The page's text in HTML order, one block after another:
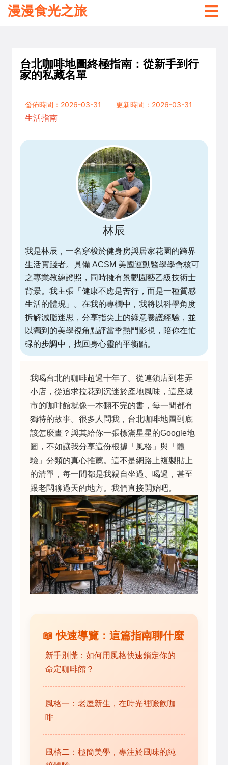
漫漫食光之旅
台北咖啡地圖終極指南：從新手到行
家的私藏名單
發佈時間：2026-03-31
更新時間：2026-03-31
生活指南
林辰
我是林辰，一名穿梭於健身房與居家花園的跨界
生活實踐者。具備 ACSM 美國運動醫學學會核可
之專業教練證照，同時擁有景觀園藝乙級技術士
背景。我主張「健康不應是苦行，而是一種質感
生活的體現」。在我的專欄中，我將以科學角度
拆解減脂迷思，分享指尖上的綠意養護經驗，並
以獨到的美學視角點評當季熱門影視，陪你在忙
碌的步調中，找回身心靈的平衡點。
我喝台北的咖啡超過十年了。從連鎖店到巷弄
小店，從追求拉花到沉迷於產地風味，這座城
市的咖啡館就像一本翻不完的書，每一間都有
獨特的故事。很多人問我，台北咖啡地圖到底
該怎麼畫？與其給你一張標滿星星的Google地
圖，不如讓我分享這份根據「風格」與「體
驗」分類的真心推薦。這不是網路上複製貼上
的清單，每一間都是我親自坐過、喝過，甚至
跟老闆聊過天的地方。我們直接開始吧。
📖 快速導覽：這篇指南聊什麼
新手別慌：如何用風格快速鎖定你的
命定咖啡館？
風格一：老屋新生，在時光裡啜飲咖
啡
風格二：極簡美學，專注於風味的純